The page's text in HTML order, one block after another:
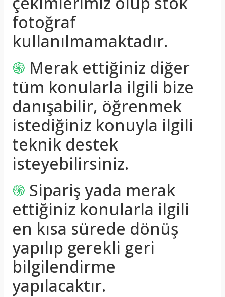
fotoğraf
kullanılmamaktadır.
֍ Merak ettiğiniz diğer
tüm konularla ilgili bize
danışabilir, öğrenmek
istediğiniz konuyla ilgili
teknik destek
isteyebilirsiniz.
֍ Sipariş yada merak
ettiğiniz konularla ilgili
en kısa sürede dönüş
yapılıp gerekli geri
bilgilendirme
yapılacaktır.